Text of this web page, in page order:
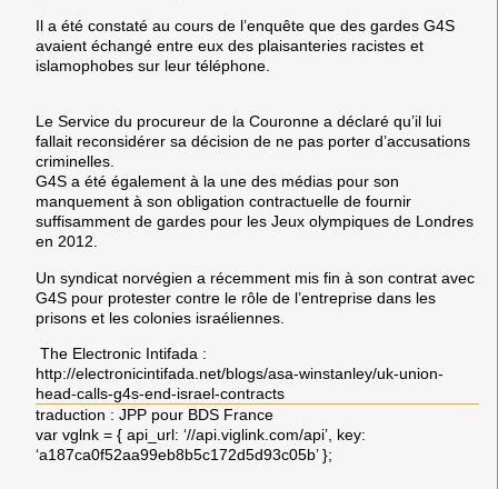
Il a été constaté au cours de l’enquête que des gardes G4S
avaient échangé entre eux des plaisanteries racistes et
islamophobes sur leur téléphone.
Le Service du procureur de la Couronne a déclaré qu’il lui
fallait reconsidérer sa décision de ne pas porter d’accusations
criminelles.
G4S a été également à la une des médias pour son
manquement à son obligation contractuelle de fournir
suffisamment de gardes pour les Jeux olympiques de Londres
en 2012.
Un syndicat norvégien a récemment mis fin à son contrat avec
G4S pour protester contre le rôle de l’entreprise dans les
prisons et les colonies israéliennes.
The Electronic Intifada :
http://electronicintifada.net/blogs/asa-winstanley/uk-union-
head-calls-g4s-end-israel-contracts
traduction : JPP pour BDS France
var vglnk = { api_url: ‘//api.viglink.com/api’, key:
‘a187ca0f52aa99eb8b5c172d5d93c05b’ };